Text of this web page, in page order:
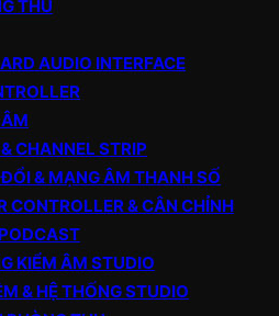
THU
AUDIO INTERFACE
CHANNEL STRIP
& MẠNG ÂM THANH SỐ
CONTROLLER & CÂN CHỈNH
KIỂM ÂM STUDIO
& HỆ THỐNG STUDIO